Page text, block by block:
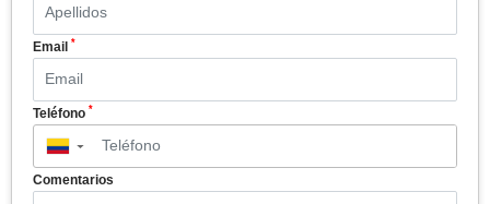
Email *
Teléfono *
▼
Comentarios